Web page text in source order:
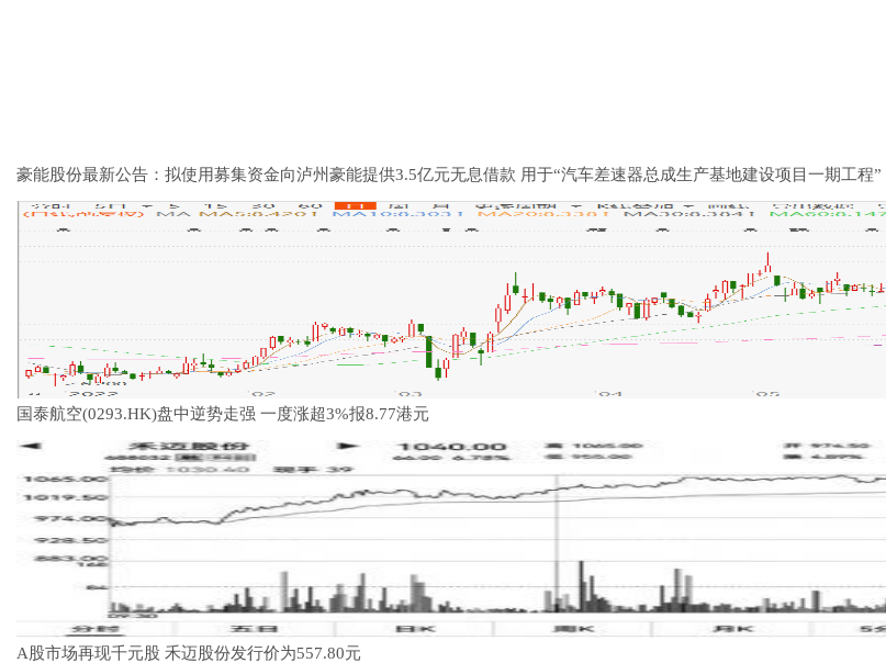
豪能股份最新公告：拟使用募集资金向泸州豪能提供3.5亿元无息借款 用于“汽车差速器总成生产基地建设项目一期工程”
国泰航空(0293.HK)盘中逆势走强 一度涨超3%报8.77港元
A股市场再现千元股 禾迈股份发行价为557.80元